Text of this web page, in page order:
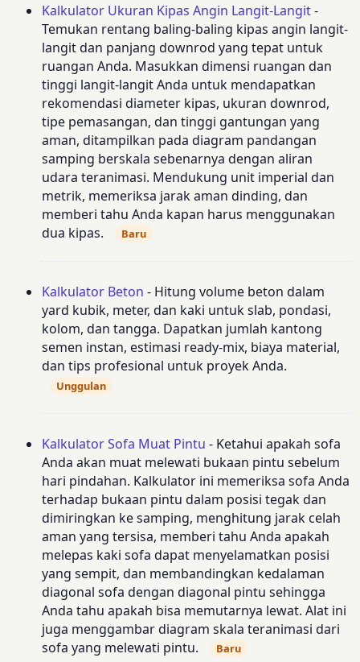
Kalkulator Ukuran Kipas Angin Langit-Langit-
Temukan rentang baling-baling kipas angin langit-
langit dan panjang downrod yang tepat untuk
ruangan Anda. Masukkan dimensi ruangan dan
tinggi langit-langit Anda untuk mendapatkan
rekomendasi diameter kipas, ukuran downrod,
tipe pemasangan, dan tinggi gantungan yang
aman, ditampilkan pada diagram pandangan
samping berskala sebenarnya dengan aliran
udara teranimasi. Mendukung unit imperial dan
metrik, memeriksa jarak aman dinding, dan
memberi tahu Anda kapan harus menggunakan
dua kipas.
Baru
Kalkulator Beton - Hitung volume beton dalam
yard kubik, meter, dan kaki untuk slab, pondasi,
kolom, dan tangga. Dapatkan jumlah kantong
semen instan, estimasi ready-mix, biaya material,
dan tips profesional untuk proyek Anda.
Unggulan
Kalkulator Sofa Muat Pintu - Ketahui apakah sofa
Anda akan muat melewati bukaan pintu sebelum
hari pindahan. Kalkulator ini memeriksa sofa Anda
terhadap bukaan pintu dalam posisi tegak dan
dimiringkan ke samping, menghitung jarak celah
aman yang tersisa, memberi tahu Anda apakah
melepas kaki sofa dapat menyelamatkan posisi
yang sempit, dan membandingkan kedalaman
diagonal sofa dengan diagonal pintu sehingga
Anda tahu apakah bisa memutarnya lewat. Alat ini
juga menggambar diagram skala teranimasi dari
sofa yang melewati pintu.
Baru